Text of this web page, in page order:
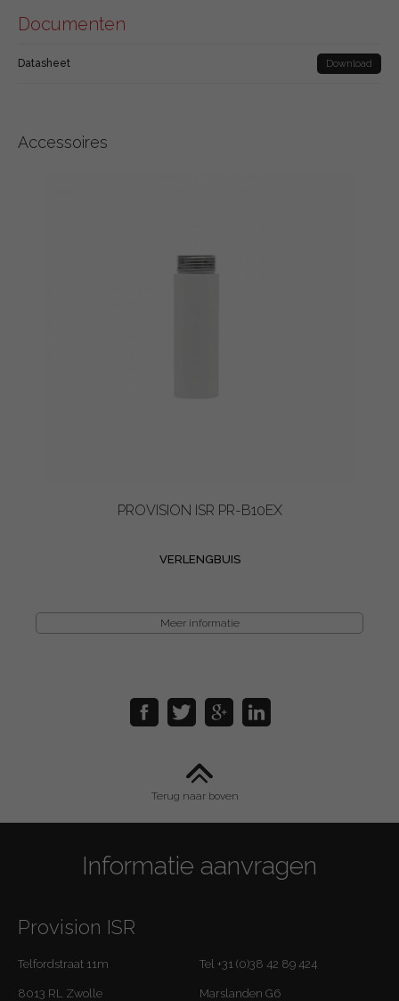
Documenten
Datasheet Download
Accessoires
PROVISION ISR PR-B10EX
VERLENGBUIS
Meer informatie
Terug naar boven
Informatie aanvragen
Provision ISR
Telfordstraat 11m Tel +31 (0)38 42 89 424
8013 RL Zwolle Marslanden G6